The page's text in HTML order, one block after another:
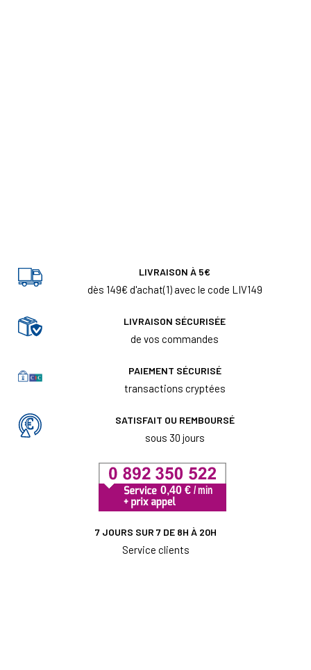
LIVRAISON À 5€
dès 149€ d'achat(1) avec le code LIV149
LIVRAISON SÉCURISÉE
de vos commandes
PAIEMENT SÉCURISÉ
transactions cryptées
SATISFAIT OU REMBOURSÉ
sous 30 jours
7 JOURS SUR 7 DE 8H À 20H
Service clients